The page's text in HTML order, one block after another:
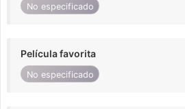
No especificado
Película favorita
No especificado